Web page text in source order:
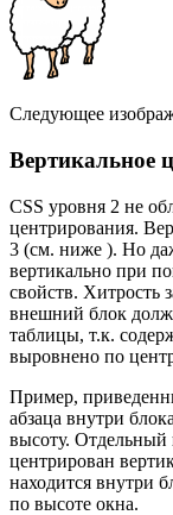
Следующее
Вертикальное
CSS уровня 2 не
центрирования.
3 (см. ниже ). Но
вертикально при
свойств. Хитрость
внешний блок
таблицы, т.к.
выровнено по
Пример,
абзаца внутри
высоту. Отдельный
центрирован
находится внутри
по высоте окна.